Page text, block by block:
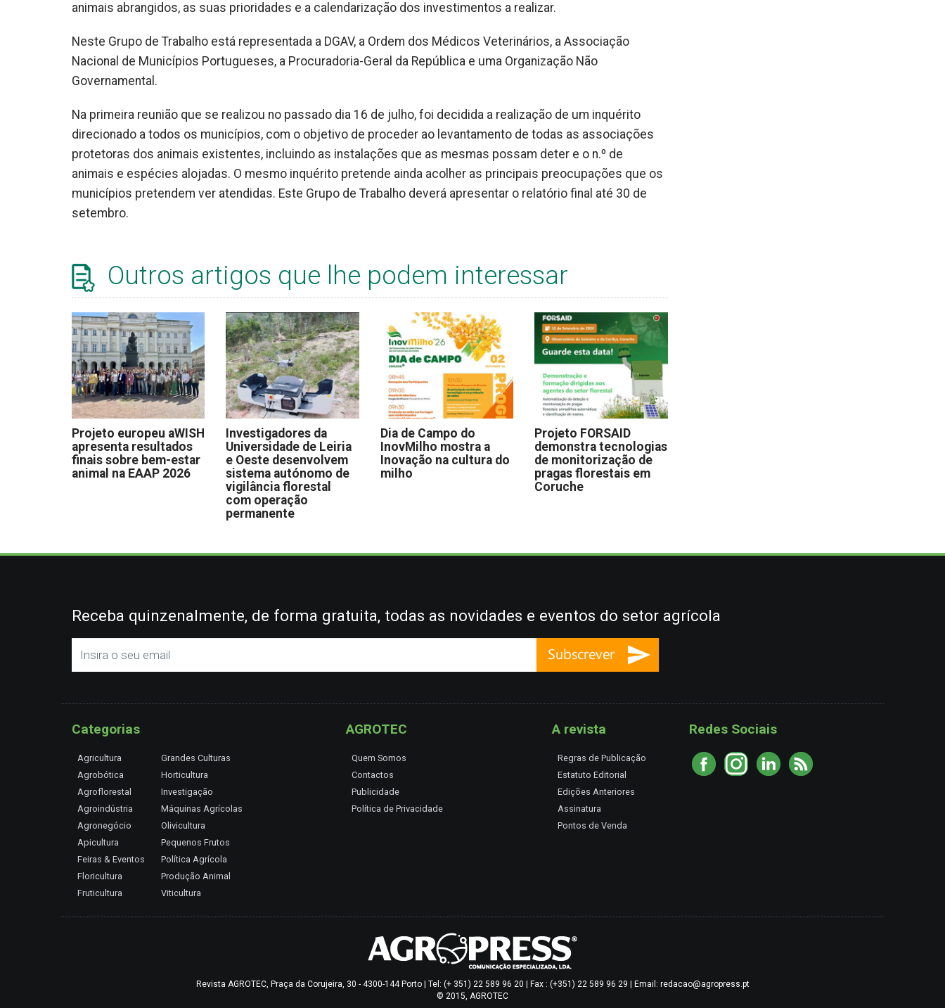
animais abrangidos, as suas prioridades e a calendarização dos investimentos a realizar.
Neste Grupo de Trabalho está representada a DGAV, a Ordem dos Médicos Veterinários, a Associação
Nacional de Municípios Portugueses, a Procuradoria-Geral da República e uma Organização Não
Governamental.
Na primeira reunião que se realizou no passado dia 16 de julho, foi decidida a realização de um inquérito
direcionado a todos os municípios, com o objetivo de proceder ao levantamento de todas as associações
protetoras dos animais existentes, incluindo as instalações que as mesmas possam deter e o n.º de
animais e espécies alojadas. O mesmo inquérito pretende ainda acolher as principais preocupações que os
municípios pretendem ver atendidas. Este Grupo de Trabalho deverá apresentar o relatório final até 30 de
setembro.
Outros artigos que lhe podem interessar
Projeto europeu aWISH
apresenta resultados
finais sobre bem-estar
animal na EAAP 2026
Investigadores da
Universidade de Leiria
e Oeste desenvolvem
sistema autónomo de
vigilância florestal
com operação
permanente
Dia de Campo do
InovMilho mostra a
Inovação na cultura do
milho
Projeto FORSAID
demonstra tecnologias
de monitorização de
pragas florestais em
Coruche
Receba quinzenalmente, de forma gratuita, todas as novidades e eventos do setor agrícola
Categorias
Agricultura
Agrobótica
Agroflorestal
Agroindústria
Agronegócio
Apicultura
Feiras & Eventos
Floricultura
Fruticultura
Grandes Culturas
Horticultura
Investigação
Máquinas Agrícolas
Olivicultura
Pequenos Frutos
Política Agrícola
Produção Animal
Viticultura
AGROTEC
Quem Somos
Contactos
Publicidade
Política de Privacidade
A revista
Regras de Publicação
Estatuto Editorial
Edições Anteriores
Assinatura
Pontos de Venda
Redes Sociais
Revista AGROTEC, Praça da Corujeira, 30 - 4300-144 Porto | Tel: (+ 351) 22 589 96 20 | Fax : (+351) 22 589 96 29 | Email: redacao@agropress.pt
© 2015, AGROTEC